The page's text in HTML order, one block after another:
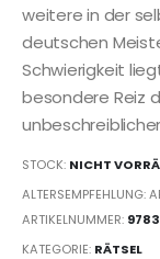
weitere in der
deutschen
Schwierigkeit
besondere Reiz
STOCK: NICHT
ALTERSEMPFEHLUNG:
ARTIKELNUMMER:
KATEGORIE: RÄTSEL